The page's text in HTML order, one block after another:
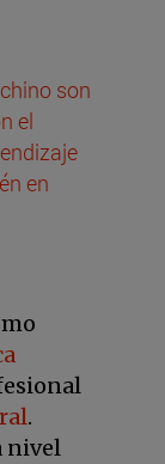
son
el
en
.
nivel